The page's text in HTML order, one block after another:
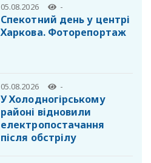
05.08.2026 -
Спекотний день у центрі
Харкова. Фоторепортаж
05.08.2026 -
У Холодногірському
районі відновили
електропостачання
після обстрілу